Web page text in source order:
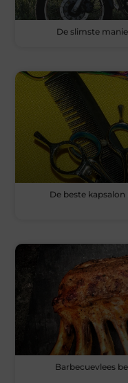
De slimste
De beste
Barbecuevlees